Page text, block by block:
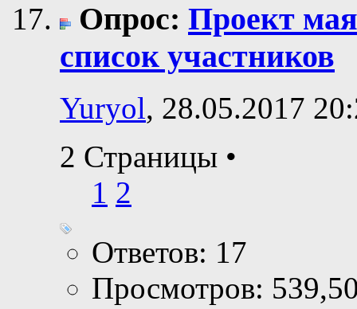
Опрос: Проект
список участников
Yuryol, 28.05.2017
2 Страницы •
1 2
Ответов: 17
Просмотров: